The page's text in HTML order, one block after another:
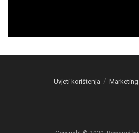
Uvjeti korištenja Marketing